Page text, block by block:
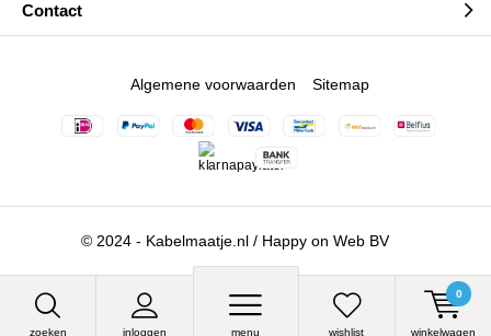
zoeken inloggen menu wishlist winkelwagen
0
Contact
© 2024 - Kabelmaatje.nl / Happy on Web BV
Algemene voorwaarden Sitemap